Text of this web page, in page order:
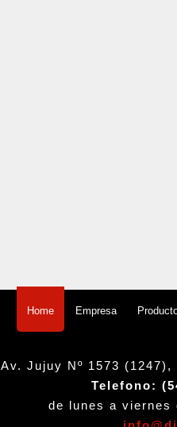
Home Empresa
Av. Jujuy Nº 1573
Telefono:
de lunes a viernes